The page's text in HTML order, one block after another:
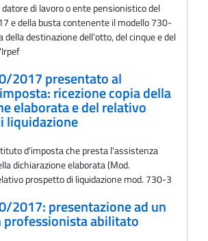
di lavoro o ente pensionistico del
e della busta contenente il modello 730-
della destinazione dell'otto, del cinque e del
2017 presentato al
ricezione copia della
elaborata e del relativo
liquidazione
d'imposta che presta l'assistenza
dichiarazione elaborata (Mod.
prospetto di liquidazione mod. 730-3
2017: presentazione ad un
professionista abilitato